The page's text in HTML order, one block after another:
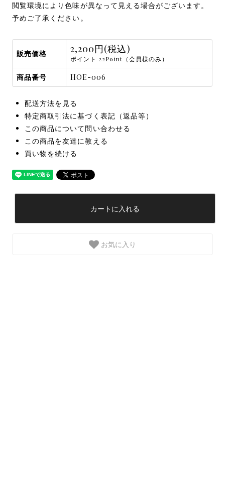
閲覧環境により色味が異なって見える場合がございます。
予めご了承ください。
販売価格 2,200円(税込)
ポイント 22Point（会員様のみ）
商品番号 HOE-006
配送方法を見る
特定商取引法に基づく表記（返品等）
この商品について問い合わせる
この商品を友達に教える
買い物を続ける
カートに入れる
お気に入り